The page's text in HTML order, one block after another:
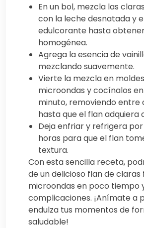
En un bol, mezcla las
con la leche desnatada y
edulcorante hasta
homogénea.
Agrega la esencia de
mezclando suavemente.
Vierte la mezcla en
microondas y cocínalos
minuto, removiendo entre
hasta que el flan adquiera
Deja enfriar y refrigera
horas para que el flan
textura.
Con esta sencilla receta,
de un delicioso flan de claras
microondas en poco tiempo
complicaciones. ¡Anímate a
endulza tus momentos de
saludable!